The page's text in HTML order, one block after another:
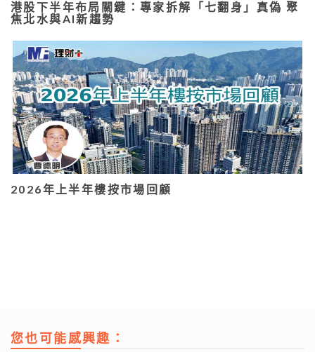
港股下半年布局關鍵：專家拆解「七翻身」真偽 聚
焦北水與AI新趨勢
2026年上半年樓按市場回顧
您也可能感興趣：